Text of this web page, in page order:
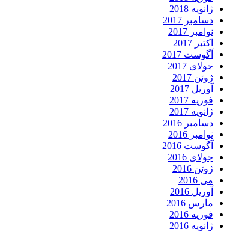
ژانویه 2018
دسامبر 2017
نوامبر 2017
اکتبر 2017
آگوست 2017
جولای 2017
ژوئن 2017
آوریل 2017
فوریه 2017
ژانویه 2017
دسامبر 2016
نوامبر 2016
آگوست 2016
جولای 2016
ژوئن 2016
می 2016
آوریل 2016
مارس 2016
فوریه 2016
ژانویه 2016